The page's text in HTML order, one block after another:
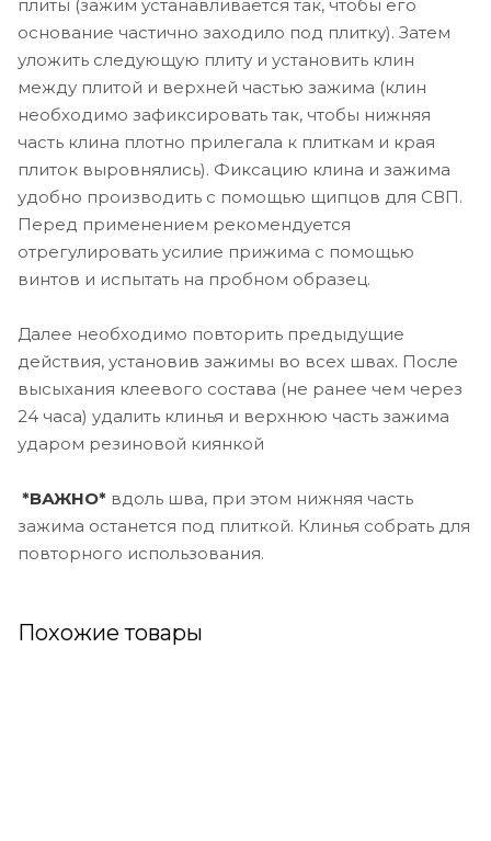
плиты (зажим устанавливается так, чтобы его
основание частично заходило под плитку). Затем
уложить следующую плиту и установить клин
между плитой и верхней частью зажима (клин
необходимо зафиксировать так, чтобы нижняя
часть клина плотно прилегала к плиткам и края
плиток выровнялись). Фиксацию клина и зажима
удобно производить с помощью щипцов для СВП.
Перед применением рекомендуется
отрегулировать усилие прижима с помощью
винтов и испытать на пробном образец.
Далее необходимо повторить предыдущие
действия, установив зажимы во всех швах. После
высыхания клеевого состава (не ранее чем через
24 часа) удалить клинья и верхнюю часть зажима
ударом резиновой киянкой
*ВАЖНО* вдоль шва, при этом нижняя часть
зажима останется под плиткой. Клинья собрать для
повторного использования.
Похожие товары